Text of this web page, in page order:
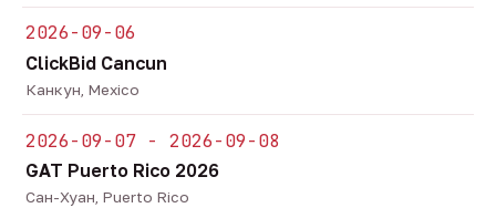
2026-09-06
ClickBid Cancun
Канкун, Mexico
2026-09-07 - 2026-09-08
GAT Puerto Rico 2026
Сан-Хуан, Puerto Rico